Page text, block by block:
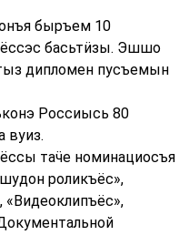
быръем 10
басьтӥзы. Эшшо
дипломен пусъемын
Россиысь 80
вуиз.
таӵе номинациосъя
роликъёс»,
«Видеоклипъёс»,